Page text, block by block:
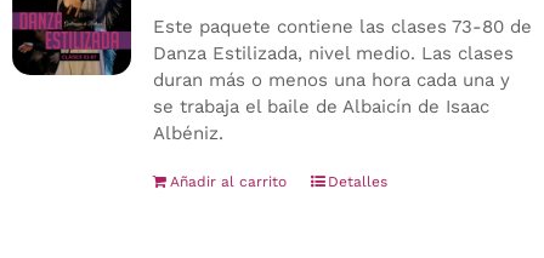
Este paquete contiene las clases 73-80 de
Danza Estilizada, nivel medio. Las clases
duran más o menos una hora cada una y
se trabaja el baile de Albaicín de Isaac
Albéniz.
Añadir al carrito Detalles